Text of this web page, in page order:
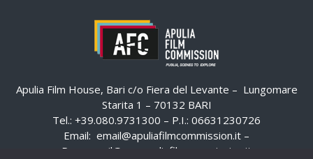
Apulia Film House, Bari c/o Fiera del Levante – Lungomare
Starita 1 – 70132 BARI
Tel.: +39.080.9731300 – P.I.: 06631230726
Email: email@apuliafilmcommission.it –
Pec:
email@pec.apuliafilmcommission.it